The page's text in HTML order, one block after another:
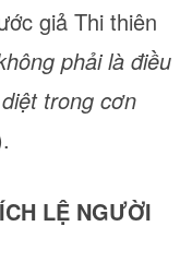
giả Thi thiên
phải là điều
trong cơn
LỆ NGƯỜI